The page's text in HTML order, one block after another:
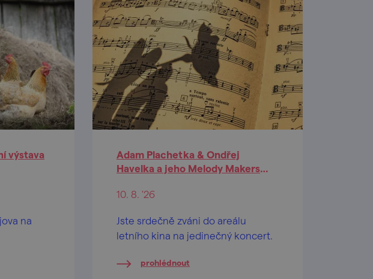
výstava
na
Adam Plachetka & Ondřej
Havelka a jeho Melody Makers
10. 8. '26
Jste srdečně zváni do areálu
letního kina na jedinečný koncert.
prohlédnout